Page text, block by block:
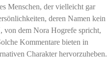
Menschen, der vielleicht gar
deren Namen kein
, von dem Nora Hogrefe spricht,
Kommentare bieten in
Charakter hervorzuheben.